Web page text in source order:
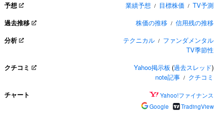
予想
業績予想 / 目標株価 / TV予測
過去推移
株価の推移 / 信用残の推移
分析
テクニカル / ファンダメンタル
TV季節性
クチコミ
Yahoo掲示板 (過去スレッド)
note記事 / クチコミ
チャート
Yahoo!ファイナンス
Google
TradingView